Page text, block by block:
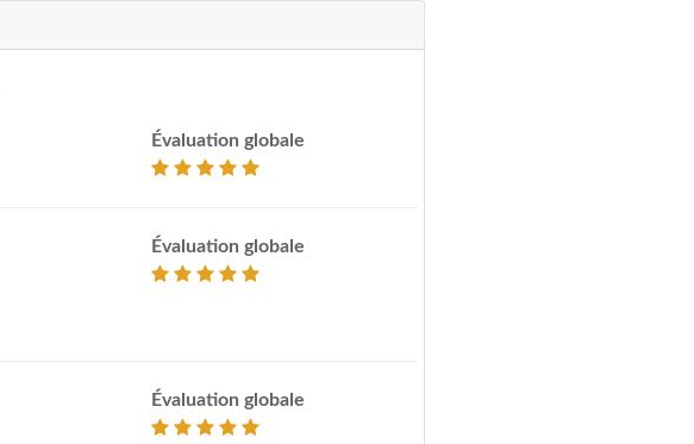
Évaluation globale
Évaluation globale
Évaluation globale